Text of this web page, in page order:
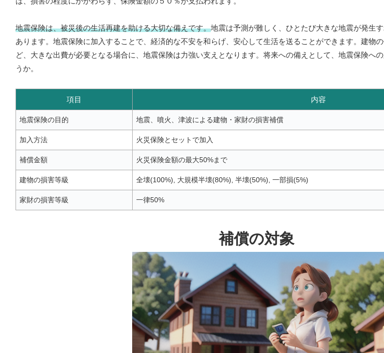
地震保険は、被災後の生活再建を助ける大切な備えです。地震は予測が難しく、ひとたび大きな地震が発生
あります。地震保険に加入することで、経済的な不安を和らげ、安心して生活を送ることができます。建物
ど、大きな出費が必要となる場合に、地震保険は力強い支えとなります。将来への備えとして、地震保険へ
うか。
項目 内容
地震保険の目的 地震、噴火、津波による建物・家財の損害補償
加入方法 火災保険とセットで加入
補償金額 火災保険金額の最大50%まで
建物の損害等級 全壊(100%), 大規模半壊(80%), 半壊(50%), 一部損(5%)
家財の損害等級 一律50%
補償の対象